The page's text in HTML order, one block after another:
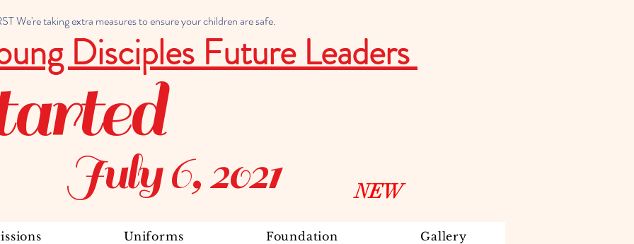
We're taking extra measures to ensure your children are safe.
Disciples Future Leaders
July 6, 2021
Uniforms Foundation Gallery
NEW